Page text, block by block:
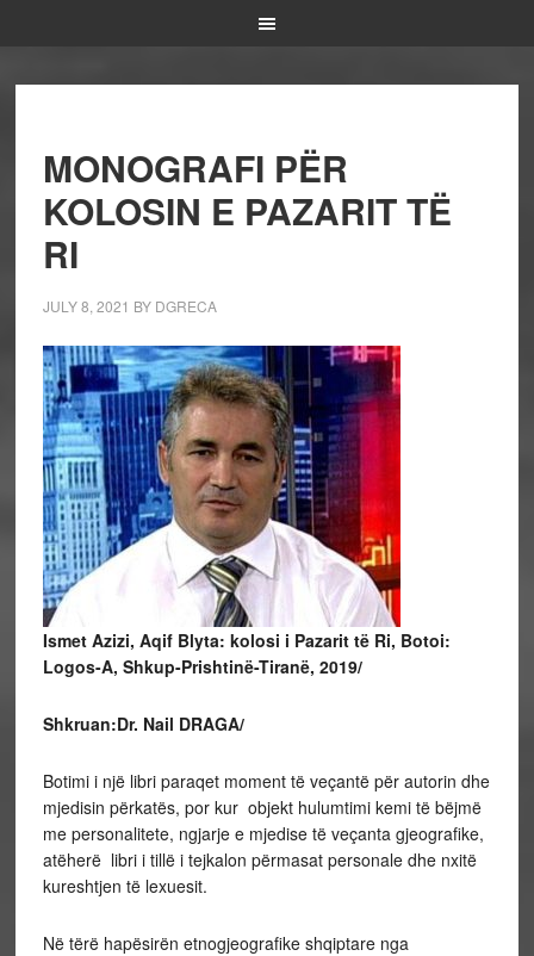
MONOGRAFI PËR
KOLOSIN E PAZARIT TË
RI
JULY 8, 2021 BY DGRECA
Ismet Azizi, Aqif Blyta: kolosi i Pazarit të Ri, Botoi:
Logos-A, Shkup-Prishtinë-Tiranë, 2019/
Shkruan:Dr. Nail DRAGA/
Botimi i një libri paraqet moment të veçantë për autorin dhe
mjedisin përkatës, por kur objekt hulumtimi kemi të bëjmë
me personalitete, ngjarje e mjedise të veçanta gjeografike,
atëherë libri i tillë i tejkalon përmasat personale dhe nxitë
kureshtjen të lexuesit.
Në tërë hapësirën etnogjeografike shqiptare nga